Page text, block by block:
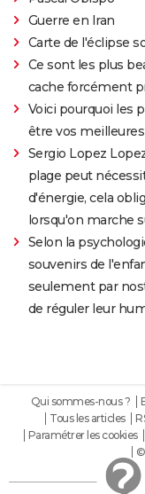
Guerre en Iran
Carte de l'éclipse
Ce sont les plus
cache forcément
Voici pourquoi les
être vos
Sergio Lopez
plage peut
d'énergie, cela
lorsqu'on marche
Selon la
souvenirs de
seulement par
de réguler leur
Qui sommes-nous ?
Tous les articles
Paramétrer les cookies